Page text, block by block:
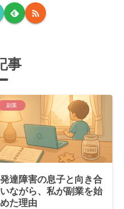
事
副業
発達障害の息子と向き合
いながら、私が副業を始
めた理由